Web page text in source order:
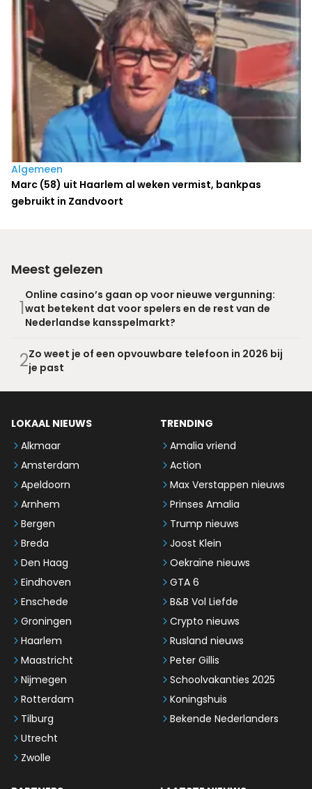
Algemeen
Marc (58) uit Haarlem al weken vermist, bankpas
gebruikt in Zandvoort
Meest gelezen
1
Online casino’s gaan op voor nieuwe vergunning:
wat betekent dat voor spelers en de rest van de
Nederlandse kansspelmarkt?
2Zo weet je of een opvouwbare telefoon in 2026 bij
je past
LOKAAL NIEUWS
Alkmaar
Amsterdam
Apeldoorn
Arnhem
Bergen
Breda
Den Haag
Eindhoven
Enschede
Groningen
Haarlem
Maastricht
Nijmegen
Rotterdam
Tilburg
Utrecht
Zwolle
TRENDING
Amalia vriend
Action
Max Verstappen nieuws
Prinses Amalia
Trump nieuws
Joost Klein
Oekraïne nieuws
GTA 6
B&B Vol Liefde
Crypto nieuws
Rusland nieuws
Peter Gillis
Schoolvakanties 2025
Koningshuis
Bekende Nederlanders